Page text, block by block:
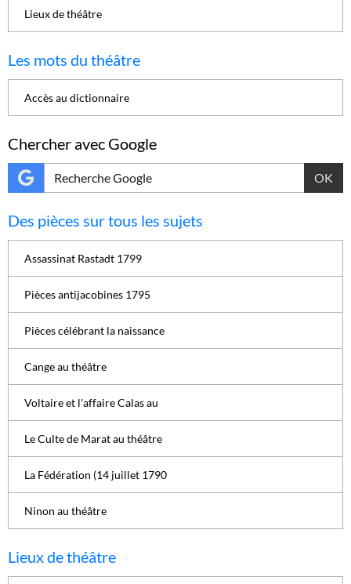
Lieux de théâtre
Les mots du théâtre
Accès au dictionnaire
Chercher avec Google
OK
Des pièces sur tous les sujets
Assassinat Rastadt 1799
Pièces antijacobines 1795
Pièces célébrant la naissance
Cange au théâtre
Voltaire et l'affaire Calas au
Le Culte de Marat au théâtre
La Fédération (14 juillet 1790
Ninon au théâtre
Lieux de théâtre